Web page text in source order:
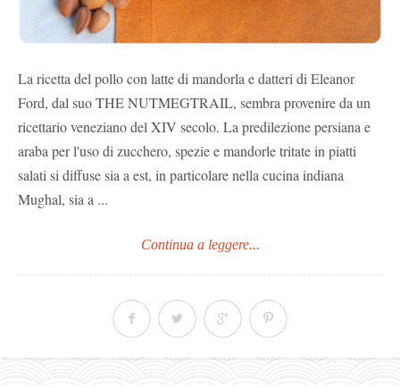
La ricetta del pollo con latte di mandorla e datteri di Eleanor
Ford, dal suo THE NUTMEGTRAIL, sembra provenire da un
ricettario veneziano del XIV secolo. La predilezione persiana e
araba per l'uso di zucchero, spezie e mandorle tritate in piatti
salati si diffuse sia a est, in particolare nella cucina indiana
Mughal, sia a ...
Continua a leggere...